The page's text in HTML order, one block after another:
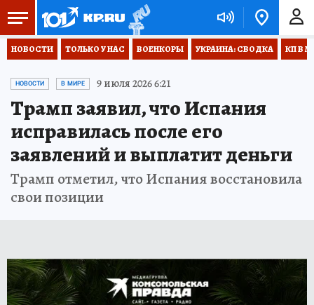
НОВОСТИ ТОЛЬКО У НАС ВОЕНКОРЫ УКРАИНА: СВОДКА КП В
НОВОСТИ В МИРЕ 9 июля 2026 6:21
Трамп заявил, что Испания
исправилась после его
заявлений и выплатит деньги
Трамп отметил, что Испания восстановила
свои позиции